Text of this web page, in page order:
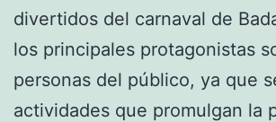
divertidos del carnaval de
los principales protagonistas
personas del público, ya que
actividades que promulgan la